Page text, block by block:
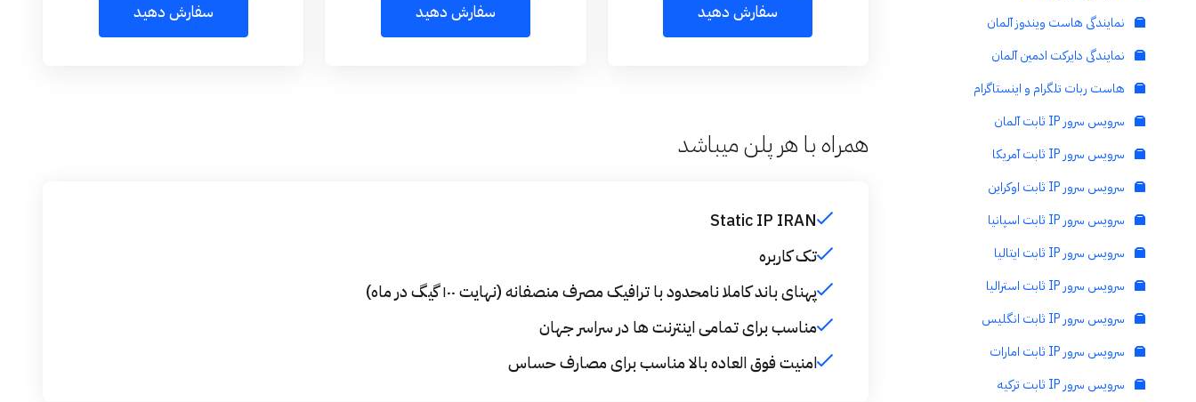
نمایندگی هاست ویندوز آلمان
نمایندگی دایرکت ادمین آلمان
هاست ربات تلگرام و اینستاگرام
سرویس سرور IP ثابت آلمان
سرویس سرور IP ثابت آمریکا
سرویس سرور IP ثابت اوکراین
سرویس سرور IP ثابت اسپانیا
سرویس سرور IP ثابت ایتالیا
سرویس سرور IP ثابت استرالیا
سرویس سرور IP ثابت انگلیس
سرویس سرور IP ثابت امارات
سرویس سرور IP ثابت ترکیه
سفارش دهید سفارش دهید سفارش دهید
همراه با هر پلن میباشد
Static IP IRAN
تک کاربره
پهنای باند کاملا نامحدود با ترافیک مصرف منصفانه (نهایت ۱۰۰ گیگ در ماه)
مناسب برای تمامی اینترنت ها در سراسر جهان
امنیت فوق العاده بالا مناسب برای مصارف حساس